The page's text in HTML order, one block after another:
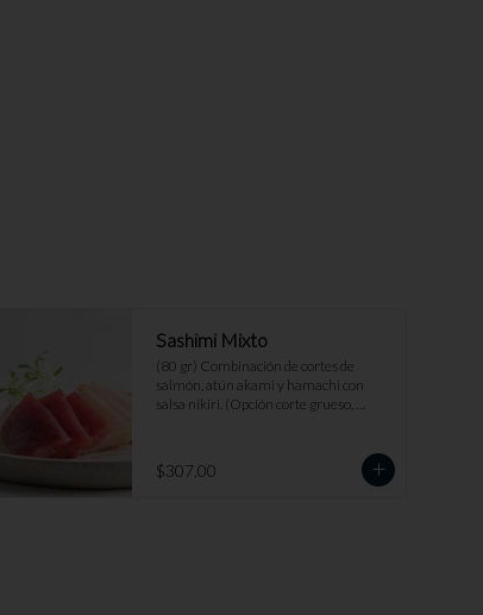
Sashimi Mixto
(80 gr) Combinación de cortes de
salmón, atún akami y hamachi con
salsa nikiri. (Opción corte grueso,
$307.00